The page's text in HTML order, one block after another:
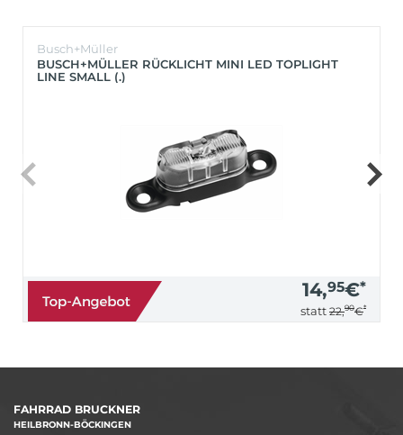
Busch+Müller
BUSCH+MÜLLER RÜCKLICHT MINI LED TOPLIGHT
LINE SMALL (.)
14,95€*
statt 22,90€*
FAHRRAD BRUCKNER
HEILBRONN-BÖCKINGEN